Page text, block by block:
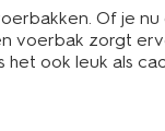
Of je
voerbak zorgt
ook leuk als